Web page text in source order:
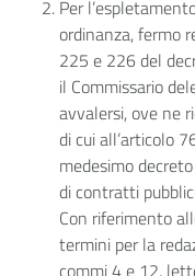
Per
ordinanza, fermo
225 e 226 del
il Commissario
avvalersi, ove ne
di cui all’articolo
medesimo
di contratti
Con riferimento
termini per la
commi 4 e 12,